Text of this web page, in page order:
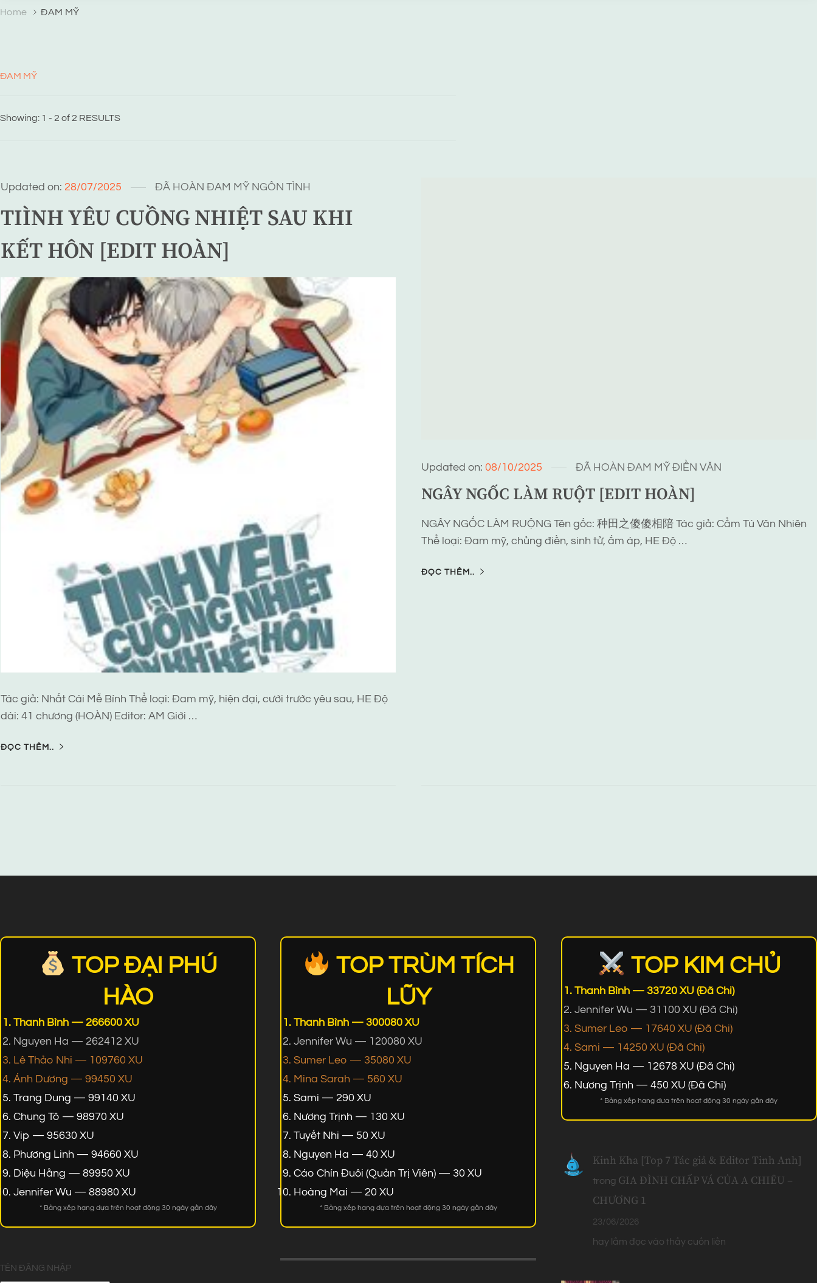
Home ĐAM MỸ
ĐAM MỸ
Showing: 1 - 2 of 2 RESULTS
Updated on: 28/07/2025 ĐÃ HOÀN ĐAM MỸ NGÔN TÌNH
TIÌNH YÊU CUỒNG NHIỆT SAU KHI
KẾT HÔN [EDIT HOÀN]
Tác giả: Nhất Cái Mễ Bính Thể loại: Đam mỹ, hiện đại, cưới trước yêu sau, HE Độ
dài: 41 chương (HOÀN) Editor: AM Giới …
ĐỌC THÊM..
Updated on: 08/10/2025 ĐÃ HOÀN ĐAM MỸ ĐIỀN VĂN
NGÂY NGỐC LÀM RUỘT [EDIT HOÀN]
NGÂY NGỐC LÀM RUỘNG Tên gốc: 种田之傻傻相陪 Tác giả: Cẩm Tú Vân Nhiên
Thể loại: Đam mỹ, chủng điền, sinh tử, ấm áp, HE Độ …
ĐỌC THÊM..
TOP ĐẠI PHÚ
HÀO
Thanh Bình — 266600 XU
Nguyen Ha — 262412 XU
Lê Thảo Nhi — 109760 XU
Ánh Dương — 99450 XU
Trang Dung — 99140 XU
Chung Tô — 98970 XU
Vip — 95630 XU
Phương Linh — 94660 XU
Diệu Hằng — 89950 XU
Jennifer Wu — 88980 XU
* Bảng xếp hạng dựa trên hoạt động 30 ngày gần đây
TÊN ĐĂNG NHẬP
TOP TRÙM TÍCH
LŨY
Thanh Bình — 300080 XU
Jennifer Wu — 120080 XU
Sumer Leo — 35080 XU
Mina Sarah — 560 XU
Sami — 290 XU
Nương Trịnh — 130 XU
Tuyết Nhi — 50 XU
Nguyen Ha — 40 XU
Cáo Chín Đuôi (Quản Trị Viên) — 30 XU
Hoàng Mai — 20 XU
* Bảng xếp hạng dựa trên hoạt động 30 ngày gần đây
TOP KIM CHỦ
Thanh Bình — 33720 XU (Đã Chi)
Jennifer Wu — 31100 XU (Đã Chi)
Sumer Leo — 17640 XU (Đã Chi)
Sami — 14250 XU (Đã Chi)
Nguyen Ha — 12678 XU (Đã Chi)
Nương Trịnh — 450 XU (Đã Chi)
* Bảng xếp hạng dựa trên hoạt động 30 ngày gần đây
Kinh Kha [Top 7 Tác giả & Editor Tinh Anh]
trong GIA ĐÌNH CHẤP VÁ CỦA A CHIÊU –
CHƯƠNG 1
23/06/2026
hay lắm đọc vào thấy cuốn liền